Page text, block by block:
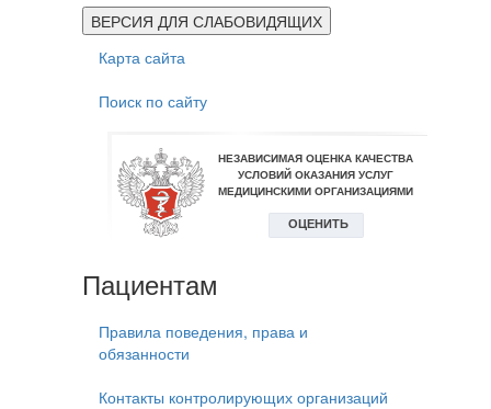
ВЕРСИЯ ДЛЯ СЛАБОВИДЯЩИХ
Карта сайта
Поиск по сайту
Пациентам
Правила поведения, права и
обязанности
Контакты контролирующих организаций